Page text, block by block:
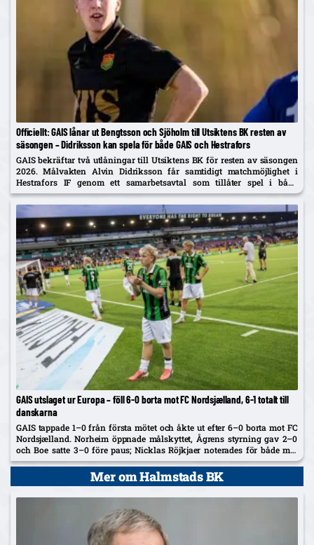
Officiellt: GAIS lånar ut Bengtsson och Sjöholm till Utsiktens BK resten av
säsongen – Didriksson kan spela för både GAIS och Hestrafors
GAIS bekräftar två utlåningar till Utsiktens BK för resten av säsongen
2026. Målvakten Alvin Didriksson får samtidigt matchmöjlighet i
Hestrafors IF genom ett samarbetsavtal som tillåter spel i båda
klubbarna.
GAIS utslaget ur Europa – föll 6-0 borta mot FC Nordsjælland, 6-1 totalt till
danskarna
GAIS tappade 1–0 från första mötet och åkte ut efter 6–0 borta mot FC
Nordsjælland. Norheim öppnade målskyttet, Ågrens styrning gav 2–0
och Boe satte 3–0 före paus; Nicklas Röjkjaer noterades för både mål
och assist.
Mer om Halmstads BK